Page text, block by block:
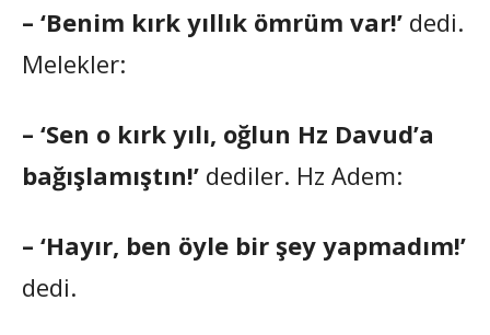
– ‘Benim kırk yıllık ömrüm var!’ dedi.
Melekler:
– ‘Sen o kırk yılı, oğlun Hz Davud’a
bağışlamıştın!’ dediler. Hz Adem:
– ‘Hayır, ben öyle bir şey yapmadım!’
dedi.